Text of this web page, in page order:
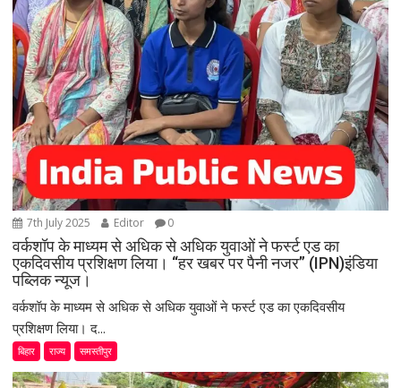
7th July 2025 Editor 0
वर्कशॉप के माध्यम से अधिक से अधिक युवाओं ने फर्स्ट एड का
एकदिवसीय प्रशिक्षण लिया। “हर खबर पर पैनी नजर” (IPN)इंडिया
पब्लिक न्यूज।
वर्कशॉप के माध्यम से अधिक से अधिक युवाओं ने फर्स्ट एड का एकदिवसीय
प्रशिक्षण लिया। द...
बिहार राज्य समस्तीपुर